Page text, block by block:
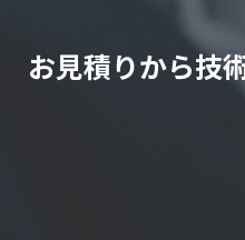
お見積りから技